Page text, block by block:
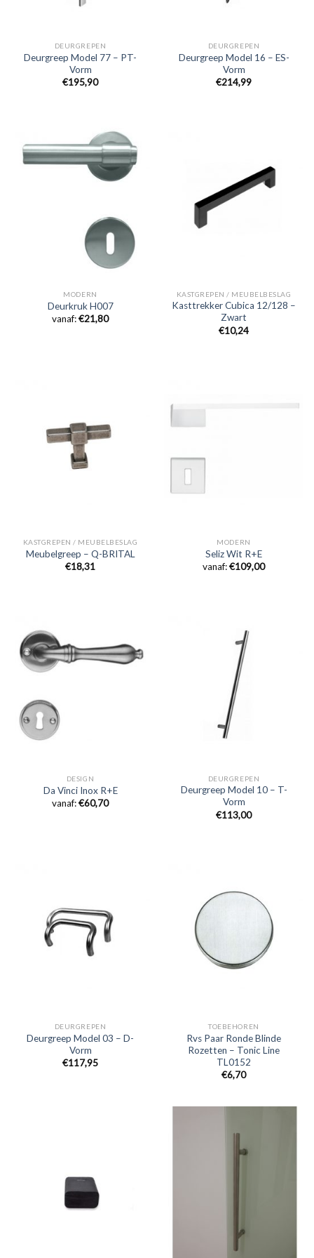
DEURGREPEN
Deurgreep Model 77 – PT-
Vorm
€195,90
DEURGREPEN
Deurgreep Model 16 – ES-
Vorm
€214,99
MODERN
Deurkruk H007
vanaf:€21,80
KASTGREPEN / MEUBELBESLAG
Kasttrekker Cubica 12/128 –
Zwart
€10,24
KASTGREPEN / MEUBELBESLAG
Meubelgreep – Q-BRITAL
€18,31
MODERN
Seliz Wit R+E
vanaf:€109,00
DESIGN
Da Vinci Inox R+E
vanaf:€60,70
DEURGREPEN
Deurgreep Model 10 – T-
Vorm
€113,00
DEURGREPEN
Deurgreep Model 03 – D-
Vorm
€117,95
TOEBEHOREN
Rvs Paar Ronde Blinde
Rozetten – Tonic Line
TL0152
€6,70